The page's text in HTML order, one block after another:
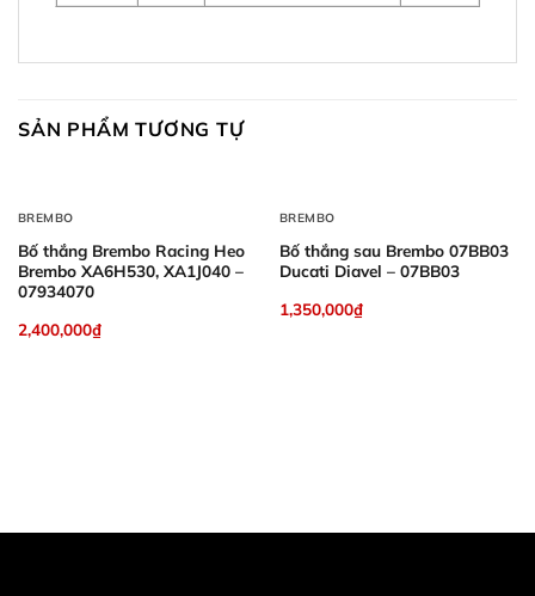
SẢN PHẨM TƯƠNG TỰ
BREMBO
Bố thắng Brembo Racing Heo
Brembo XA6H530, XA1J040 –
07934070
2,400,000₫
BREMBO
Bố thắng sau Brembo 07BB03
Ducati Diavel – 07BB03
1,350,000₫